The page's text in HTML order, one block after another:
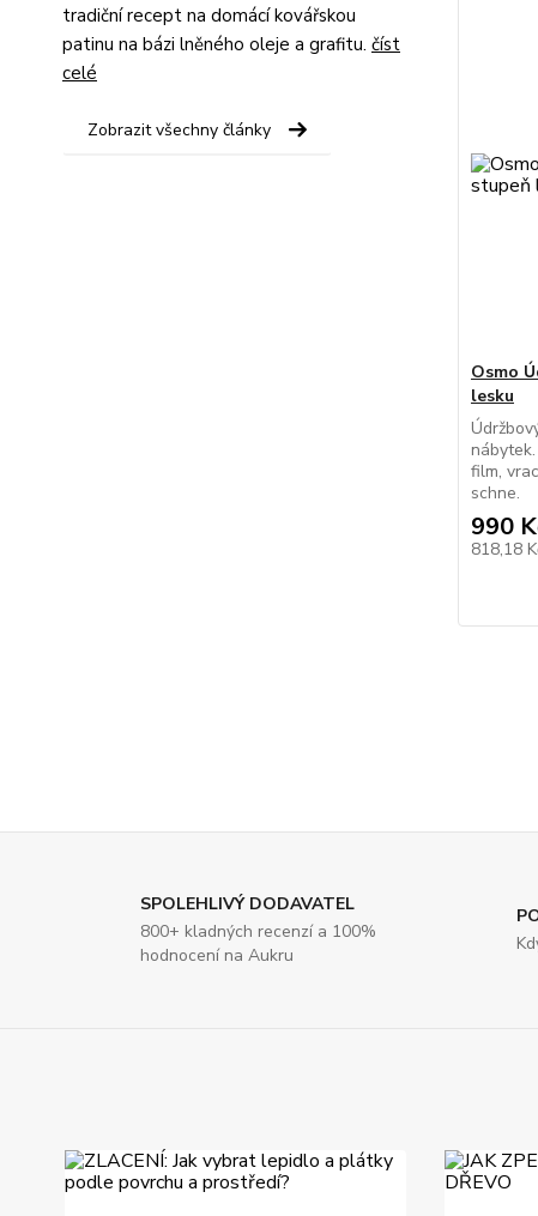
tradiční recept na domácí kovářskou
patinu na bázi lněného oleje a grafitu. číst
celé
Zobrazit všechny články
Osmo
lesku
film,
schne.
990
818,18
SPOLEHLIVÝ DODAVATEL
800+ kladných recenzí a 100%
hodnocení na Aukru